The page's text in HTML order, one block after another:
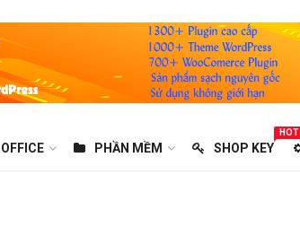
OFFICE PHẦN MỀM SHOP KEY
HOT